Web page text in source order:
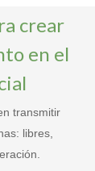
crear
en el
transmitir
libres,